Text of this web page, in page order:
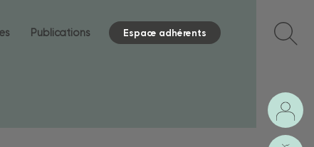
Publications Espace adhérents